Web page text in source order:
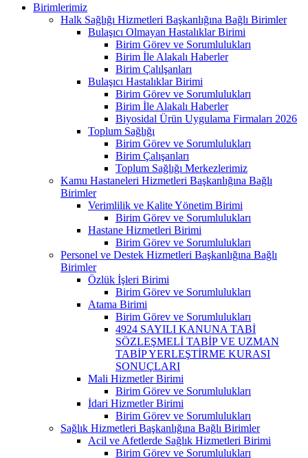
Birimlerimiz
Halk Sağlığı Hizmetleri Başkanlığına Bağlı Birimler
Bulaşıcı Olmayan Hastalıklar Birimi
Birim Görev ve Sorumlulukları
Birim İle Alakalı Haberler
Birim Çalılşanları
Bulaşıcı Hastalıklar Birimi
Birim Görev ve Sorumlulukları
Birim İle Alakalı Haberler
Biyosidal Ürün Uygulama Firmaları 2026
Toplum Sağlığı
Birim Görev ve Sorumlulukları
Birim Çalışanları
Toplum Sağlığı Merkezlerimiz
Kamu Hastaneleri Hizmetleri Başkanlığına Bağlı
Birimler
Verimlilik ve Kalite Yönetim Birimi
Birim Görev ve Sorumlulukları
Hastane Hizmetleri Birimi
Birim Görev ve Sorumlulukları
Personel ve Destek Hizmetleri Başkanlığına Bağlı
Birimler
Özlük İşleri Birimi
Birim Görev ve Sorumlulukları
Atama Birimi
Birim Görev ve Sorumlulukları
4924 SAYILI KANUNA TABİ
SÖZLEŞMELİ TABİP VE UZMAN
TABİP YERLEŞTİRME KURASI
SONUÇLARI
Mali Hizmetler Birimi
Birim Görev ve Sorumlulukları
İdari Hizmetler Birimi
Birim Görev ve Sorumlulukları
Sağlık Hizmetleri Başkanlığına Bağlı Birimler
Acil ve Afetlerde Sağlık Hizmetleri Birimi
Birim Görev ve Sorumlulukları